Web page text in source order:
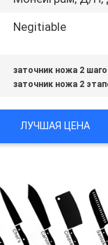
Negitiable
заточник ножа 2
заточник ножа 2
ЛУЧШАЯ ЦЕНА